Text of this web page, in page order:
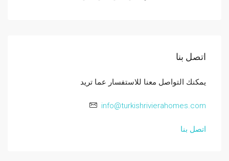
اتصل بنا
يمكنك التواصل معنا للاستفسار عما تريد
info@turkishrivierahomes.com
اتصل بنا